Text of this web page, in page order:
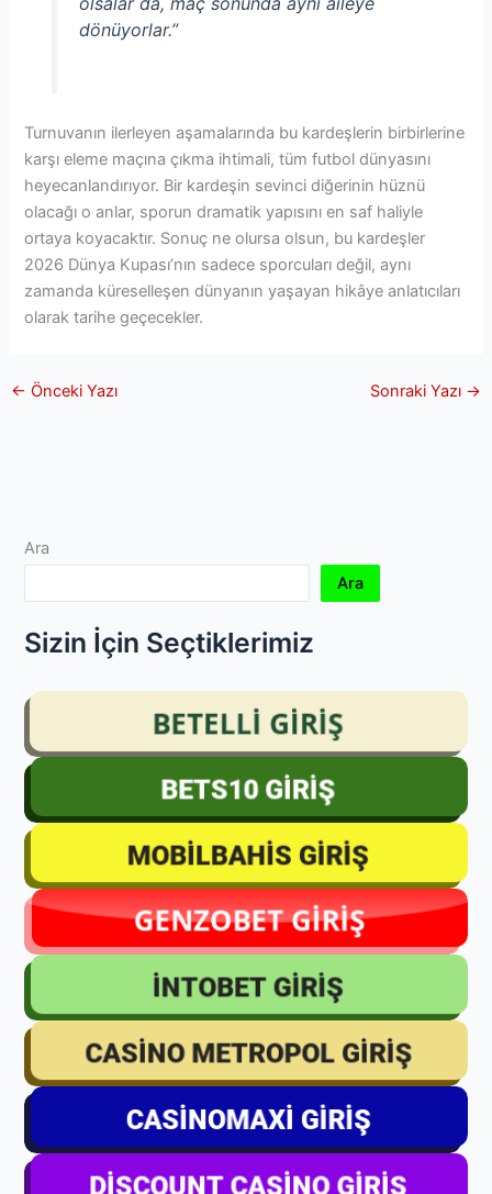
dönüyorlar.”
Turnuvanın ilerleyen aşamalarında bu kardeşlerin birbirlerine
karşı eleme maçına çıkma ihtimali, tüm futbol dünyasını
heyecanlandırıyor. Bir kardeşin sevinci diğerinin hüznü
olacağı o anlar, sporun dramatik yapısını en saf haliyle
ortaya koyacaktır. Sonuç ne olursa olsun, bu kardeşler
2026 Dünya Kupası’nın sadece sporcuları değil, aynı
zamanda küreselleşen dünyanın yaşayan hikâye anlatıcıları
olarak tarihe geçecekler.
← Önceki Yazı Sonraki Yazı →
Ara
Ara
Sizin İçin Seçtiklerimiz